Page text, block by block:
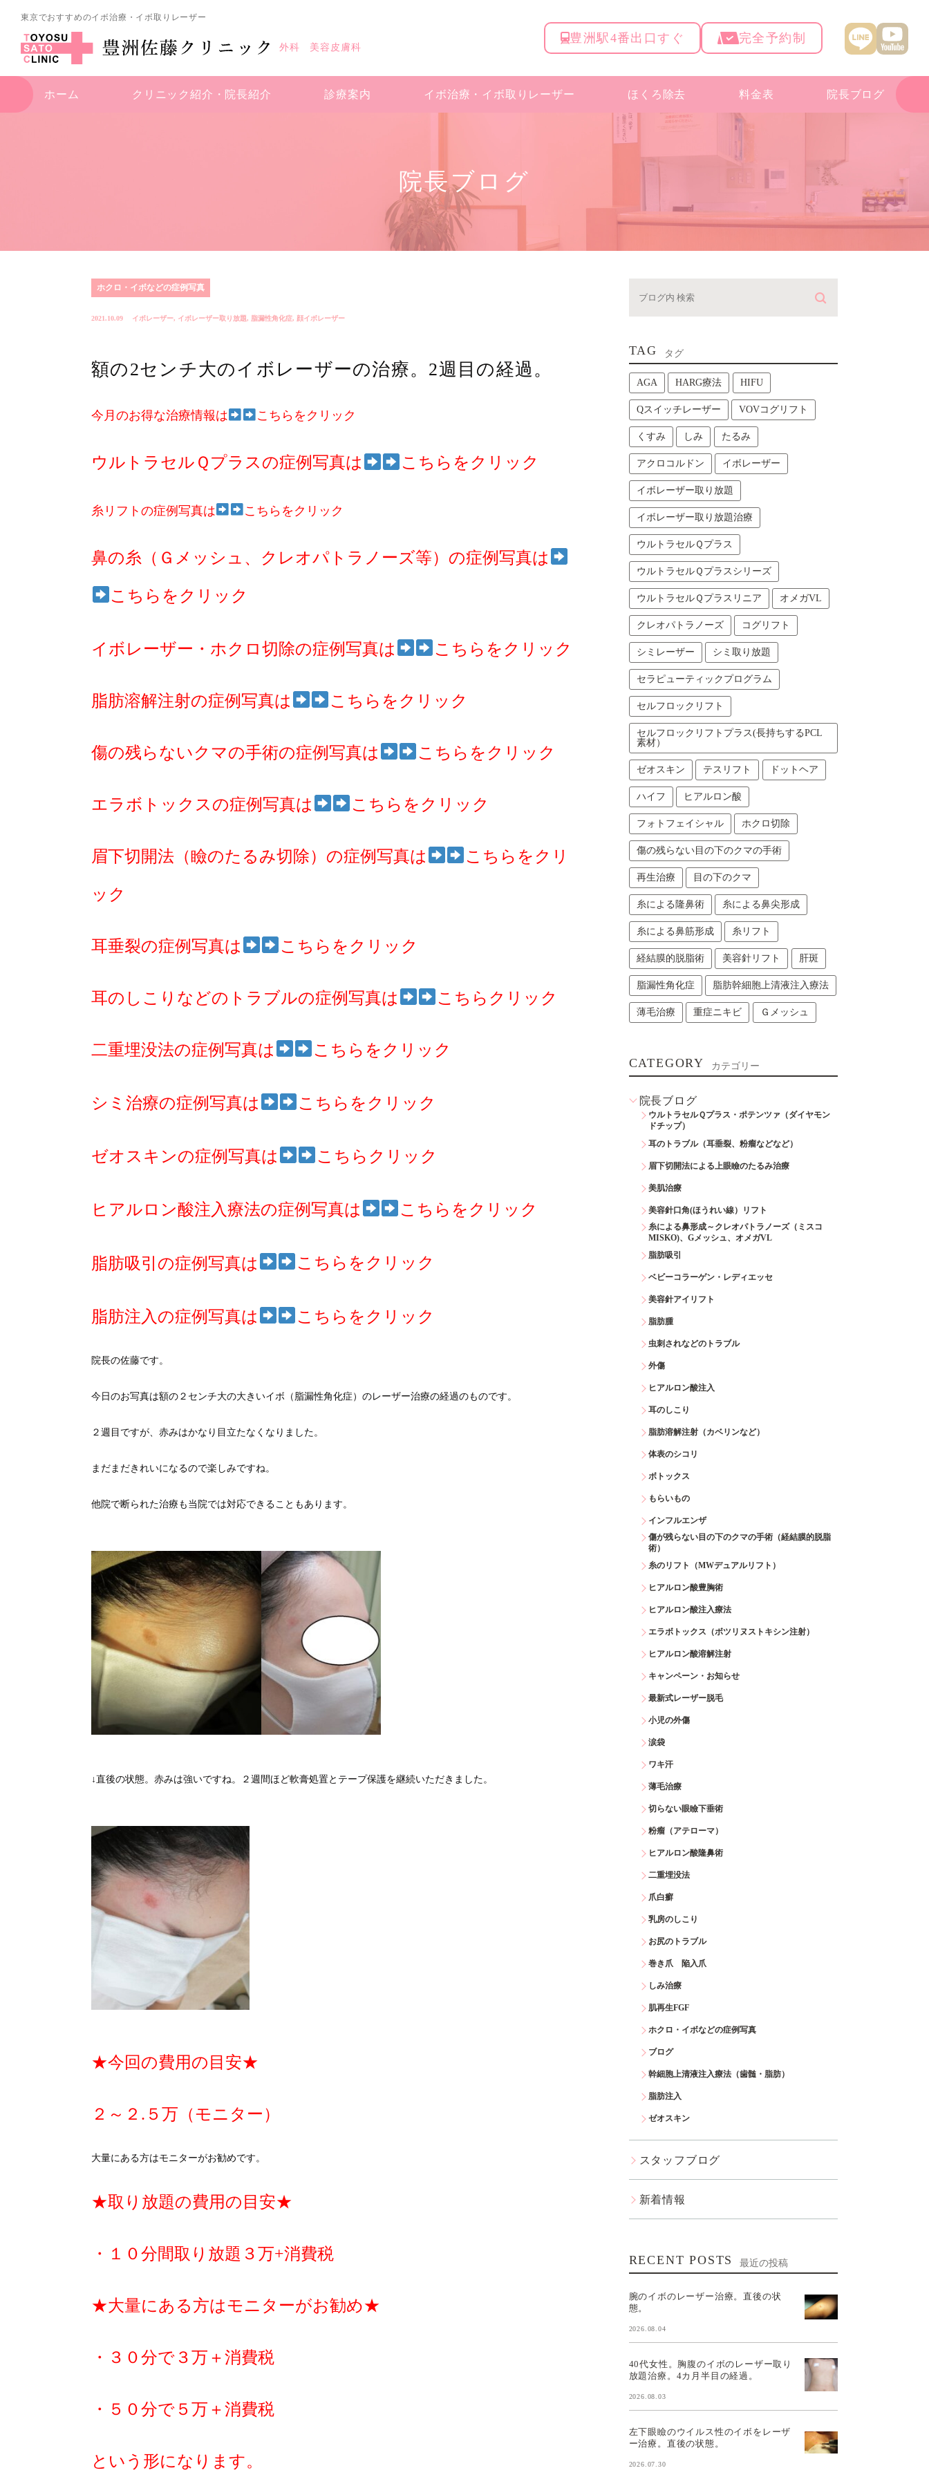
東京でおすすめのイボ治療・イボ取りレーザー
外科 美容皮膚科
豊洲駅4番出口すぐ 完全予約制
ホーム クリニック紹介・ 院長紹介 診療案内 イボ治療・ イボ取りレーザー ほくろ除去 料金表 院長ブログ
院長ブログ
ホクロ・イボなどの症例写真
2021.10.09 イボレーザー, イボレーザー取り放題, 脂漏性角化症, 顔イボレーザー
額の2センチ大のイボレーザーの治療。2週目の経過。
今月のお得な治療情報は こちらをクリック
ウルトラセルＱプラスの症例写真は こちらをクリック
糸リフトの症例写真は こちらをクリック
鼻の糸（Ｇメッシュ、クレオパトラノーズ等）の症例写真は
こちらをクリック
イボレーザー・ホクロ切除の症例写真は こちらをクリック
脂肪溶解注射の症例写真は こちらをクリック
傷の残らないクマの手術の症例写真は こちらをクリック
エラボトックスの症例写真は こちらをクリック
眉下切開法（瞼のたるみ切除）の症例写真は こちらをクリ
ック
耳垂裂の症例写真は こちらをクリック
耳のしこりなどのトラブルの症例写真は こちらクリック
二重埋没法の症例写真は こちらをクリック
シミ治療の症例写真は こちらをクリック
ゼオスキンの症例写真は こちらクリック
ヒアルロン酸注入療法の症例写真は こちらをクリック
脂肪吸引の症例写真は こちらをクリック
脂肪注入の症例写真は こちらをクリック
院長の佐藤です。
今日のお写真は額の２センチ大の大きいイボ（脂漏性角化症）のレーザー治療の経過のものです。
２週目ですが、赤みはかなり目立たなくなりました。
まだまだきれいになるので楽しみですね。
他院で断られた治療も当院では対応できることもあります。
↓直後の状態。赤みは強いですね。２週間ほど軟膏処置とテープ保護を継続いただきました。
★今回の費用の目安★
２～２.５万（モニター）
大量にある方はモニターがお勧めです。
★取り放題の費用の目安★
・１０分間取り放題３万+消費税
★大量にある方はモニターがお勧め★
・３０分で３万＋消費税
・５０分で５万＋消費税
という形になります。
TAG タグ
AGA HARG療法 HIFU
Qスイッチレーザー VOVコグリフト
くすみ しみ たるみ
アクロコルドン イボレーザー
イボレーザー取り放題
イボレーザー取り放題治療
ウルトラセルＱプラス
ウルトラセルＱプラスシリーズ
ウルトラセルＱプラスリニア オメガVL
クレオパトラノーズ コグリフト
シミレーザー シミ取り放題
セラピューティックプログラム
セルフロックリフト
セルフロックリフトプラス(長持ちするPCL
素材）
ゼオスキン テスリフト ドットヘア
ハイフ ヒアルロン酸
フォトフェイシャル ホクロ切除
傷の残らない目の下のクマの手術
再生治療 目の下のクマ
糸による隆鼻術 糸による鼻尖形成
糸による鼻筋形成 糸リフト
経結膜的脱脂術 美容針リフト 肝斑
脂漏性角化症 脂肪幹細胞上清液注入療法
薄毛治療 重症ニキビ Ｇメッシュ
CATEGORY カテゴリー
院長ブログ
ウルトラセルＱプラス・ポテンツァ（ダイヤモン
ドチップ）
耳のトラブル（耳垂裂、粉瘤などなど）
眉下切開法による上眼瞼のたるみ治療
美肌治療
美容針口角(ほうれい線）リフト
糸による鼻形成～クレオパトラノーズ（ミスコ
MISKO)、Gメッシュ、オメガVL
脂肪吸引
ベビーコラーゲン・レディエッセ
美容針アイリフト
脂肪腫
虫刺されなどのトラブル
外傷
ヒアルロン酸注入
耳のしこり
脂肪溶解注射（カベリンなど）
体表のシコリ
ボトックス
もらいもの
インフルエンザ
傷が残らない目の下のクマの手術（経結膜的脱脂
術）
糸のリフト（MWデュアルリフト）
ヒアルロン酸豊胸術
ヒアルロン酸注入療法
エラボトックス（ボツリヌストキシン注射）
ヒアルロン酸溶解注射
キャンペーン・お知らせ
最新式レーザー脱毛
小児の外傷
涙袋
ワキ汗
薄毛治療
切らない眼瞼下垂術
粉瘤（アテローマ）
ヒアルロン酸隆鼻術
二重埋没法
爪白癬
乳房のしこり
お尻のトラブル
巻き爪 陥入爪
しみ治療
肌再生FGF
ホクロ・イボなどの症例写真
ブログ
幹細胞上清液注入療法（歯髄・脂肪）
脂肪注入
ゼオスキン
スタッフブログ
新着情報
RECENT POSTS 最近の投稿
腕のイボのレーザー治療。直後の状
態。
2026.08.04
40代女性。胸腹のイボのレーザー取り
放題治療。4カ月半目の経過。
2026.08.03
左下眼瞼のウイルス性のイボをレーザ
ー治療。直後の状態。
2026.07.30